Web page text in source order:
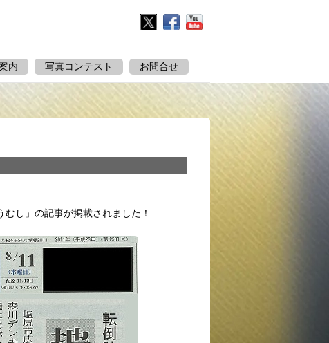
内 写真コンテスト お問合せ
Twitter FacebookYouTube
し」の記事が掲載されました！